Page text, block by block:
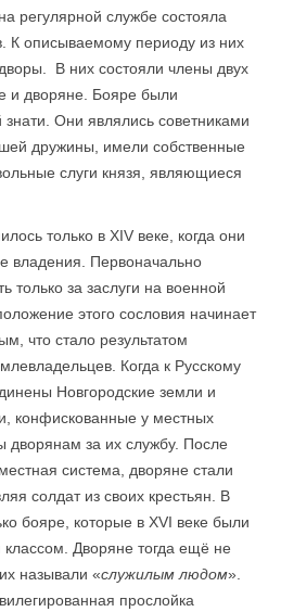
регулярной службе состояла
К описываемому периоду из них
В них состояли члены двух
и дворяне. Бояре были
Они являлись советниками
дружины, имели собственные
слуги князя, являющиеся
только в XIV веке, когда они
владения. Первоначально
только за заслуги на военной
этого сословия начинает
что стало результатом
Когда к Русскому
Новгородские земли и
конфискованные у местных
дворянам за их службу. После
система, дворяне стали
солдат из своих крестьян. В
бояре, которые в XVI веке были
Дворяне тогда ещё не
называли «служилым людом».
прослойка